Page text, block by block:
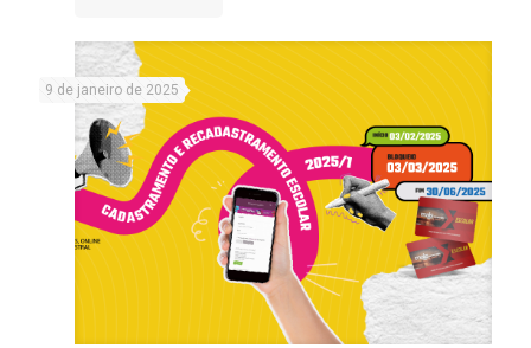
9 de janeiro de 2025